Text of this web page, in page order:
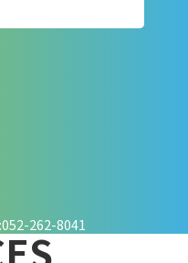
052-262-8041